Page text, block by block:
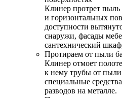
Клинер протрет пыль
и горизонтальных
доступности
снаружи, фасады
сантехнический
Протираем от пыли
Клинер отмоет
к нему трубы от
специальные
разводов на металле.